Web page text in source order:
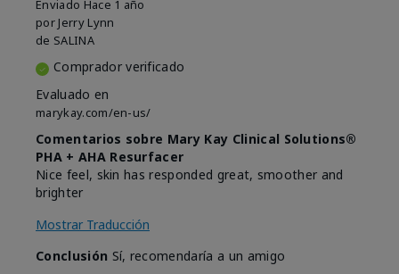
Enviado Hace 1 año
por Jerry Lynn
de SALINA
Comprador verificado
Evaluado en
marykay.com/en-us/
Comentarios sobre Mary Kay Clinical Solutions®
PHA + AHA Resurfacer
Nice feel, skin has responded great, smoother and
brighter
Mostrar Traducción
Conclusión Sí, recomendaría a un amigo